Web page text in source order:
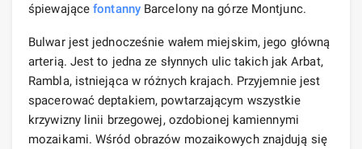
śpiewającefontannyBarcelony na górze Montjunc.
Bulwar jest jednocześnie wałem miejskim, jego główną
arterią. Jest to jedna ze słynnych ulic takich jak Arbat,
Rambla, istniejąca w różnych krajach. Przyjemnie jest
spacerować deptakiem, powtarzającym wszystkie
krzywizny linii brzegowej, ozdobionej kamiennymi
mozaikami. Wśród obrazów mozaikowych znajdują się